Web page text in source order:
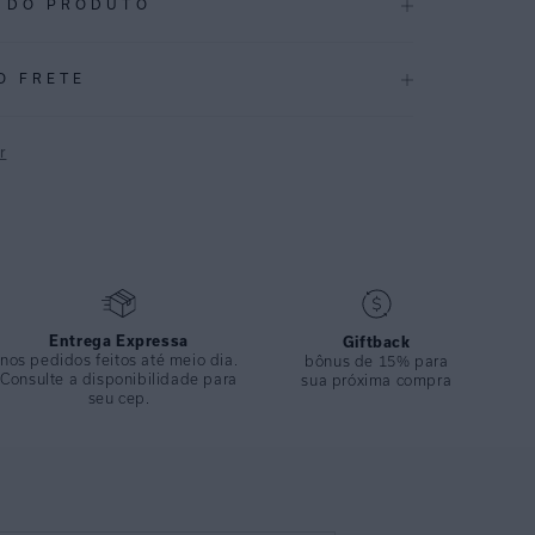
DO PRODUTO
a peça. Confeccionado em lycra texturizada e com bojo
Alto Verão 2025
FRETE
Entrega Expressa
nos pedidos feitos até meio dia.
Consulte a disponibilidade para
seu cep.
Giftback
bônus de 15% para
sua próxima compra